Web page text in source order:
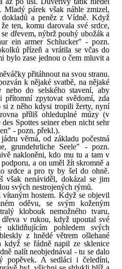
párek však náhle zmizel,
a peněz z Vídně. Když
ten, komu darovala své srdce,
dřevem, nýbrž pouhý ubožák a
ein armer Schlucker" - pozn.
přízeň a vrátila se včas do
bylo zase jednou o čem mluvit a
přitáhnout na svou stranu.
k nějaké svatbě, na nějaké
do selského stavení, aby
přítomní zpytovat svědomí, zda
si z něho kdysi tropili žerty, nyní
příliš ohleduplné múzy (v
Spottes seiner eben nicht sehr
- pozn. překl.).
věrná, od základu počestná
grundehrliche Seele" - pozn.
nakloněni, kdo mu tu a tam v
a on uměl žít skromně a
srdce a pro ty by šel do ohně.
však nenáviděl, dokázal se jim
svých nestrojených rýmů.
hostem. Když se objevil
oděvu, se svým koženým
klobouk nemožného tvaru,
v rukou, když upoutal své
uklidňujícím pohledem svých
z hnědé větrem ošlehané
když se řádně napil ze sklenice
nalít neobjednával - tu se dalo
popěvek. A sedláci i čeledíni,